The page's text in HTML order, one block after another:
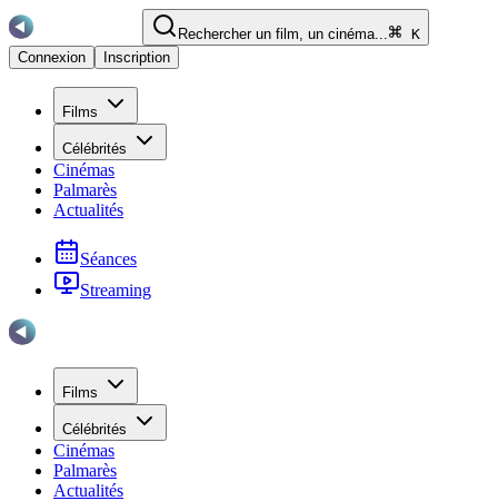
Rechercher un film, un cinéma...
K
Connexion
Inscription
Films
Célébrités
Cinémas
Palmarès
Actualités
Séances
Streaming
Films
Célébrités
Cinémas
Palmarès
Actualités